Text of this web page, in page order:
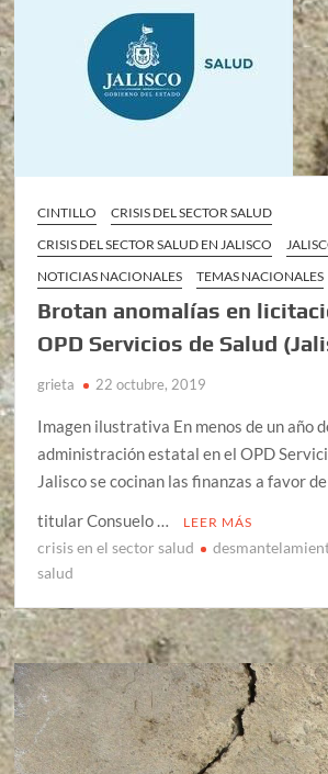
CINTILLO
CRISIS DEL SECTOR SALUD
CRISIS DEL SECTOR SALUD EN JALISCO
NOTICIAS NACIONALES
TEMAS NACIONALES
Brotan anomalías en
OPD Servicios de Salud
grieta 22 octubre, 2019
Imagen ilustrativa En menos de un año
administración estatal en el OPD
Jalisco se cocinan las finanzas a favor
titular Consuelo …
LEER MÁS
crisis en el sector salud
salud